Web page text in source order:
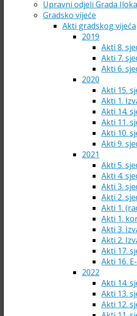
Upravni odjeli Grada Iloka
Gradsko vijeće
Akti gradskog vijeća
2019
Akti 8.
Akti 7.
Akti 6.
2020
Akti 15.
Akti 1.
Akti 14.
Akti 11.
Akti 10.
Akti 9.
2021
Akti 5.
Akti 4.
Akti 3.
Akti 2.
Akti 1.
Akti 1.
Akti 3.
Akti 2.
Akti 17.
Akti 16.
2022
Akti 14.
Akti 13.
Akti 12.